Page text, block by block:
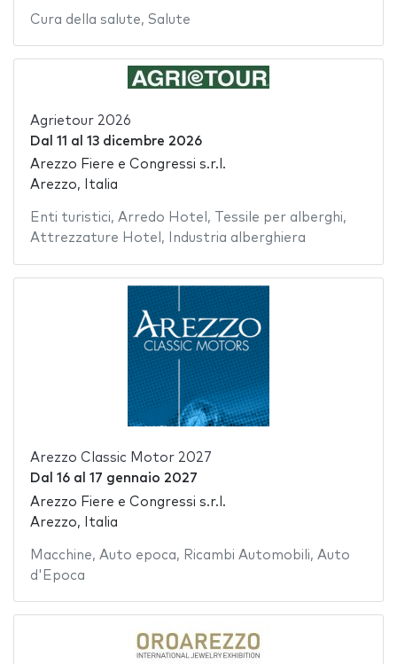
Cura della salute, Salute
Agrietour 2026
Dal 11 al 13 dicembre 2026
Arezzo Fiere e Congressi s.r.l.
Arezzo, Italia
Enti turistici, Arredo Hotel , Tessile per alberghi,
Attrezzature Hotel , Industria alberghiera
Arezzo Classic Motor 2027
Dal 16al 17 gennaio 2027
Arezzo Fiere e Congressi s.r.l.
Arezzo, Italia
Macchine, Auto epoca, Ricambi Automobili, Auto
d'Epoca